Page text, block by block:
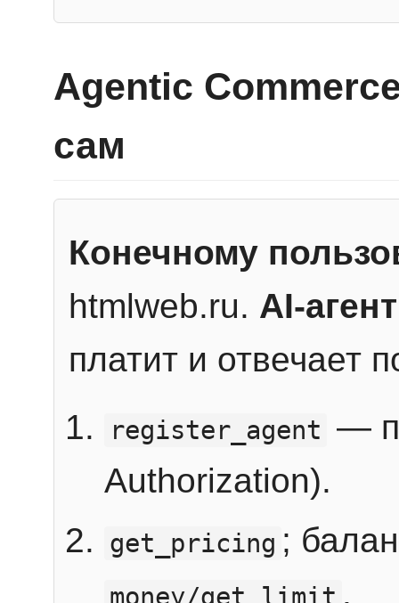
Agentic
сам
Конечному
htmlweb.ru. AI-агент
платит и отвечает
register_agent —
Authorization).
get_pricing ;
.